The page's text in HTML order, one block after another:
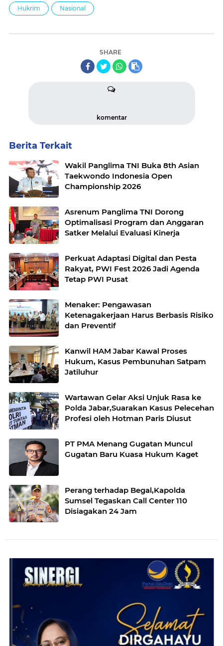
Hukrim Nasional
SHARE
komentar
Berita Terkait
Wakil Panglima TNI Buka 8th Asian
Taekwondo Indonesia Open
Championship 2026
Asrenum Panglima TNI Dorong
Optimalisasi Program dan Anggaran
Satker Melalui Evaluasi Kinerja
Perkuat Adaptasi Digital dan Pesta
Rakyat, PWI Fest 2026 Jadi Agenda
Tetap PWI Pusat
Menaker: Pengawasan
Ketenagakerjaan Harus Berbasis Risiko
dan Preventif
Kanwil HAM Jabar Kawal Proses
Hukum, Kasus Pembunuhan Satpam
Jatiluhur
Wartawan Gelar Aksi Unjuk Rasa ke
Polda Jabar,Suarakan Kasus Pelecehan
Profesi oleh Hotman Paris Diusut
PT PMA Menang Gugatan Muncul
Gugatan Baru Kuasa Hukum Kaget
Perang terhadap Begal,Kapolda
Sumsel Tegaskan Call Center 110
Disiagakan 24 Jam